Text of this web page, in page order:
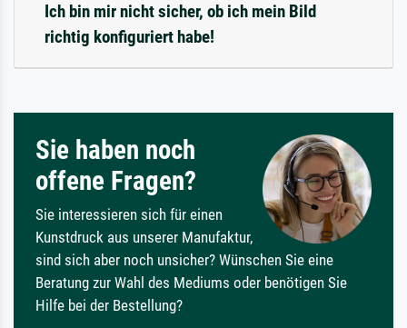
Ich bin mir nicht sicher, ob ich mein Bild
richtig konfiguriert habe!
Sie haben noch
offene Fragen?
Sie interessieren sich für einen
Kunstdruck aus unserer Manufaktur,
sind sich aber noch unsicher? Wünschen Sie eine
Beratung zur Wahl des Mediums oder benötigen Sie
Hilfe bei der Bestellung?